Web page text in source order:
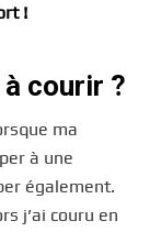
!
courir ?
ma
à une
également.
j’ai couru en